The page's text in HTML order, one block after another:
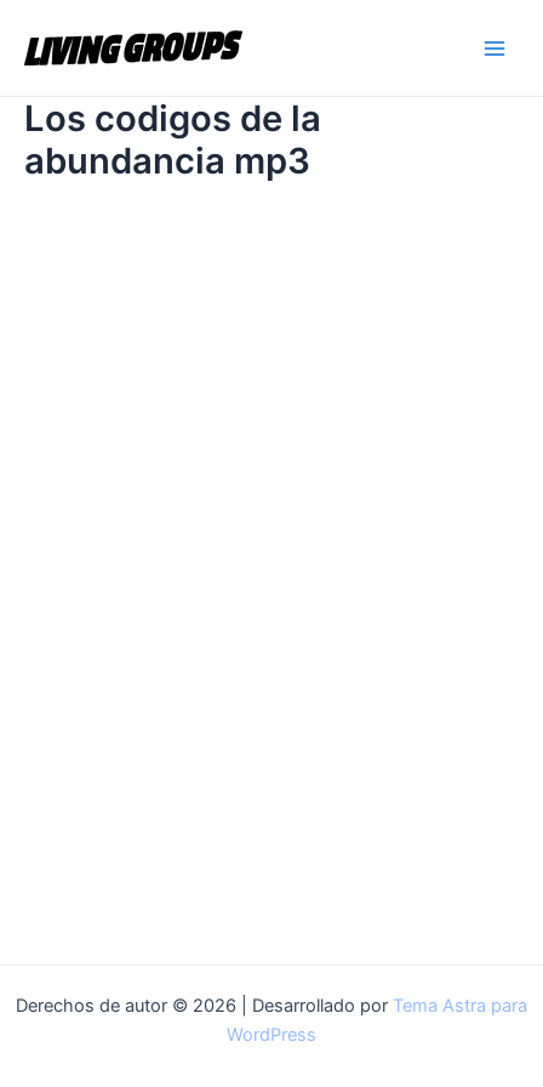
contenido
Los codigos de la
abundancia mp3
Derechos de autor © 2026 | Desarrollado por Tema Astra para
WordPress